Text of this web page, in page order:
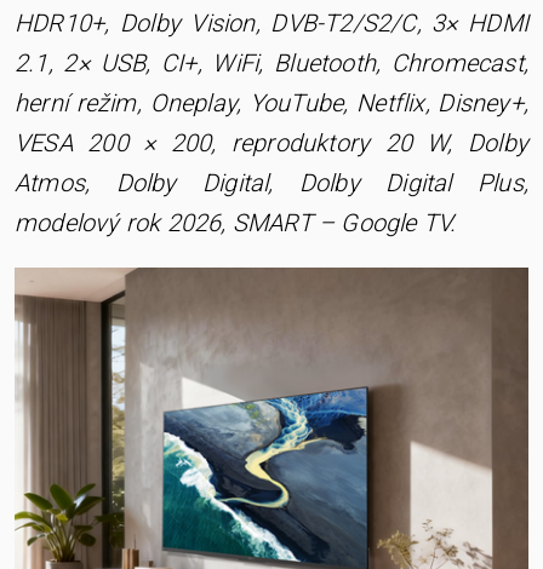
HDR10+, Dolby Vision, DVB-T2/S2/C, 3× HDMI
2.1, 2× USB, CI+, WiFi, Bluetooth, Chromecast,
herní režim, Oneplay, YouTube, Netflix, Disney+,
VESA 200 × 200, reproduktory 20 W, Dolby
Atmos, Dolby Digital, Dolby Digital Plus,
modelový rok 2026, SMART – Google TV.